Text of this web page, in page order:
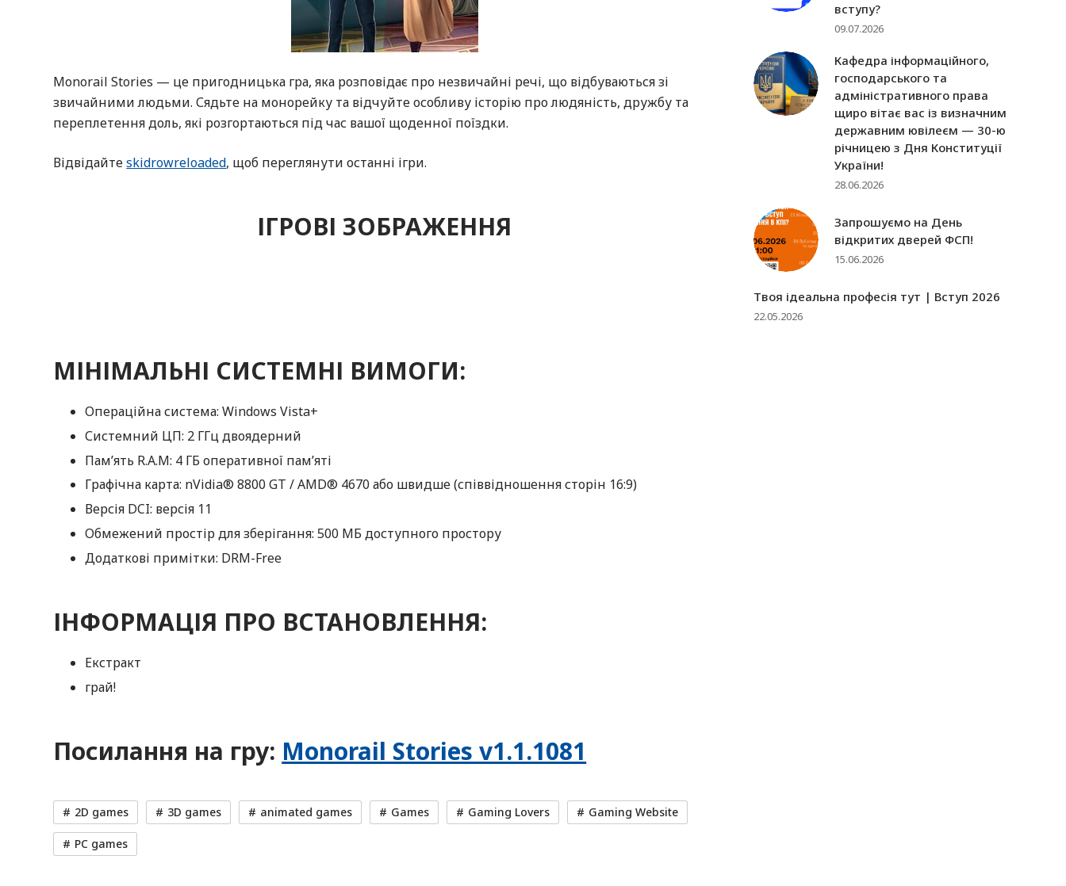
Monorail Stories — це пригодницька гра, яка розповідає про незвичайні речі, що відбуваються зі
звичайними людьми. Сядьте на монорейку та відчуйте особливу історію про людяність, дружбу та
переплетення доль, які розгортаються під час вашої щоденної поїздки.
Відвідайтеskidrowreloaded, щоб переглянути останні ігри.
ІГРОВІ ЗОБРАЖЕННЯ
МІНІМАЛЬНІ СИСТЕМНІ ВИМОГИ:
Операційна система: Windows Vista+
Системний ЦП: 2 ГГц двоядерний
Пам’ять R.A.M: 4 ГБ оперативної пам’яті
Графічна карта: nVidia® 8800 GT / AMD® 4670 або швидше (співвідношення сторін 16:9)
Версія DCI: версія 11
Обмежений простір для зберігання: 500 МБ доступного простору
Додаткові примітки: DRM-Free
ІНФОРМАЦІЯ ПРО ВСТАНОВЛЕННЯ:
Екстракт
грай!
Посилання на гру: Monorail Stories v1.1.1081
2D games 3D games animated games Games Gaming Lovers Gaming Website
PC games
вступу?
09.07.2026
Кафедра інформаційного,
господарського та
адміністративного права
щиро вітає вас із визначним
державним ювілеєм — 30-ю
річницею з Дня Конституції
України!
28.06.2026
Запрошуємо на День
відкритих дверей ФСП!
15.06.2026
Твоя ідеальна професія тут | Вступ 2026
22.05.2026